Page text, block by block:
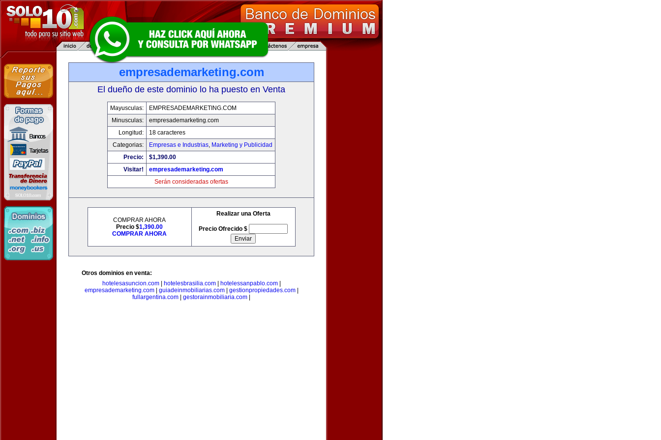
empresademarketing.com
El dueño de este dominio lo ha puesto en Venta
Mayusculas:
EMPRESADEMARKETING.COM
Minusculas:
empresademarketing.com
Longitud:
18 caracteres
Categorias:
Empresas e Industrias, Marketing y Publicidad
Precio:
$1,390.00
Visitar!
empresademarketing.com
Serán consideradas ofertas
COMPRAR AHORA
Precio $1,390.00
COMPRAR AHORA
Realizar una Oferta
Precio Ofrecido $
Otros dominios en venta:
hotelesasuncion.com| hotelesbrasilia.com| hotelessanpablo.com|
empresademarketing.com| guiadeinmobiliarias.com| gestionpropiedades.com|
fullargentina.com
gestorainmobiliaria.com